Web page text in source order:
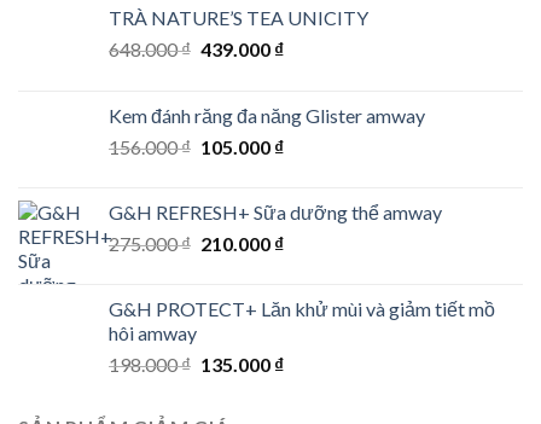
TRÀ NATURE’S TEA UNICITY
648.000₫ Original
648.000 ₫.
439.000 ₫Current
439.000 ₫.
Kem đánh răng đa năng Glister amway
156.000₫ Original
156.000 ₫.
105.000 ₫Current
105.000 ₫.
G&H REFRESH+ Sữa dưỡng thể amway
275.000₫ Original
275.000 ₫.
210.000 ₫Current
210.000 ₫.
G&H PROTECT+ Lăn khử mùi và giảm tiết mồ
hôi amway
198.000₫ Original
was:
135.000 ₫Current